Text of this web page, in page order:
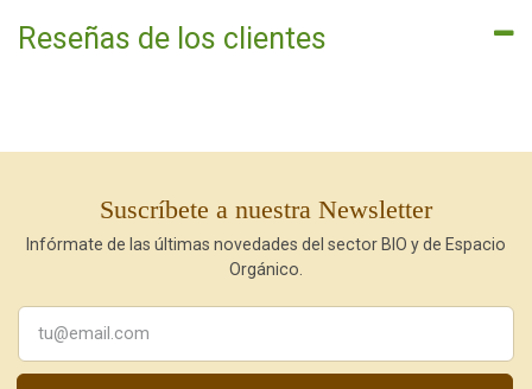
Reseñas de los clientes
Suscríbete a nuestra Newsletter
Infórmate de las últimas novedades del sector BIO y de Espacio
Orgánico.